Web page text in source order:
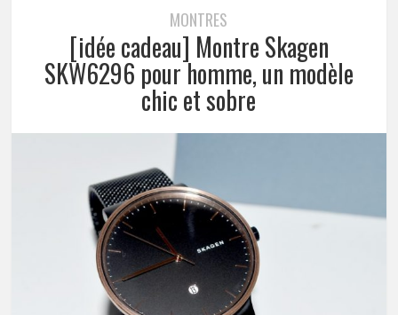
MONTRES
[idée cadeau] Montre Skagen
SKW6296 pour homme, un modèle
chic et sobre